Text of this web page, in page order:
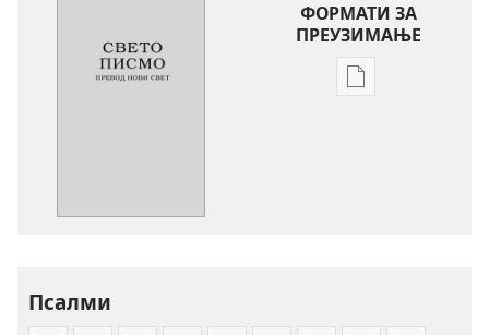
ФОРМАТИ ЗА
ПРЕУЗИМАЊЕ
Формати
Нови
Псалми